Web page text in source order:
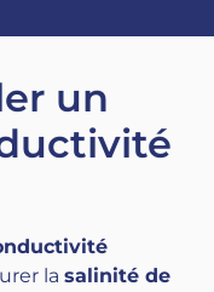
un
la salinité de